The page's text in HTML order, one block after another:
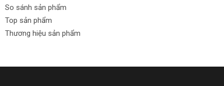
So sánh sản phẩm
Top sản phẩm
Thương hiệu sản phẩm